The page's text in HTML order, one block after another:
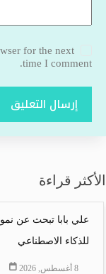
for the next
time I comment.
إرسال التعليق
الأكثر قراءة
علي بابا تبحث عن
للذكاء الاصطناعي
8 أغسطس, 2026